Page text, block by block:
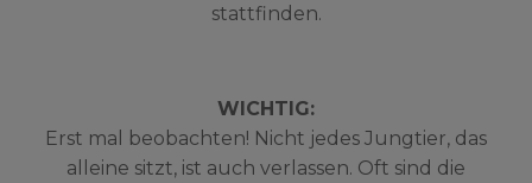
stattfinden.
WICHTIG:
Erst mal beobachten! Nicht jedes Jungtier, das
alleine sitzt, ist auch verlassen. Oft sind die